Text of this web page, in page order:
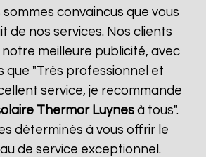
convaincus que vous
de nos services. Nos clients
meilleure publicité, avec
que "Très professionnel et
service, je recommande
Thermor Luynes à tous".
déterminés à vous offrir le
de service exceptionnel.